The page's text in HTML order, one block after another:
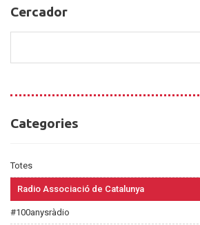
Cercador
Cercador
Categories
Categories
Totes
Radio Associació de Catalunya
#100anysràdio